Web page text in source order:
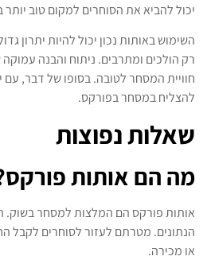
יכול להביא את הסוחרים למקום טוב יותר
השימוש באותות נכון יכול להיות יתרון
רק הולכים ומתרבים. ניתוח והבנה
חוויית המסחר לטובה. בסופו של דבר, עם
להצליח במסחר בפורקס.
שאלות נפוצות
מה הם אותות
אותות פורקס הם המלצות למסחר בשוק.
הנתונים. מטרתם לעזור לסוחרים לקבל
או מכירה.